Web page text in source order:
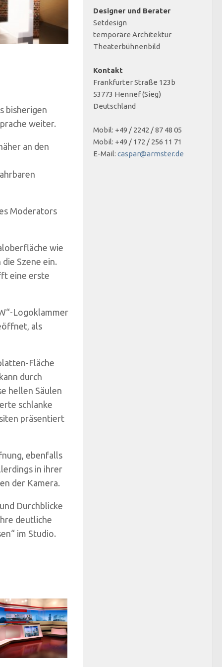
bisherigen
weiter.
an den
Moderators
wie
Szene ein.
eine erste
Logoklammer
als
Fläche
durch
hellen Säulen
schlanke
präsentiert
ebenfalls
in ihrer
der Kamera.
Durchblicke
deutliche
im Studio.
Designer und Berater
Setdesign
temporäre Architektur
Theaterbühnenbild
Kontakt
Frankfurter Straße 123b
53773 Hennef (Sieg)
Deutschland
Mobil: +49 / 2242 / 87 48 05
Mobil: +49 / 172 / 256 11 71
E-Mail: caspar@armster.de